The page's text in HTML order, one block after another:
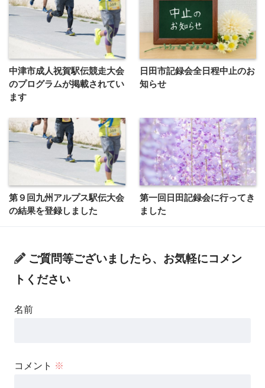
中津市成人祝賀駅伝競走大会
のプログラムが掲載されてい
ます
日田市記録会全日程中止のお
知らせ
第９回九州アルプス駅伝大会
の結果を登録しました
第一回日田記録会に行ってき
ました
ご質問等ございましたら、お気軽にコメン
トください
名前
コメント ※